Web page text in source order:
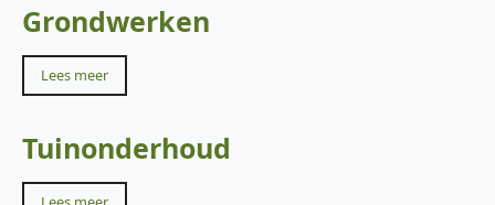
Grondwerken
Lees meer
Tuinonderhoud